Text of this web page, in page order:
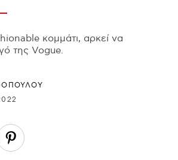
κομμάτι, αρκεί να
της Vogue.